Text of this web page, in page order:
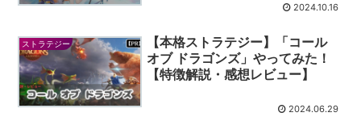
2024.10.16
ストラテジー
【本格ストラテジー】「コール
オブ ドラゴンズ」やってみた！
【特徴解説・感想レビュー】
2024.06.29